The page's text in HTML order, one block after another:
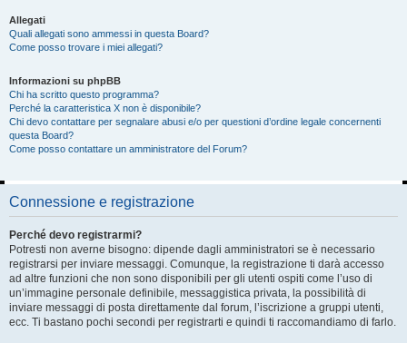
Allegati
Quali allegati sono ammessi in questa Board?
Come posso trovare i miei allegati?
Informazioni su phpBB
Chi ha scritto questo programma?
Perché la caratteristica X non è disponibile?
Chi devo contattare per segnalare abusi e/o per questioni d’ordine legale concernenti
questa Board?
Come posso contattare un amministratore del Forum?
Connessione e registrazione
Perché devo registrarmi?
Potresti non averne bisogno: dipende dagli amministratori se è necessario
registrarsi per inviare messaggi. Comunque, la registrazione ti darà accesso
ad altre funzioni che non sono disponibili per gli utenti ospiti come l’uso di
un’immagine personale definibile, messaggistica privata, la possibilità di
inviare messaggi di posta direttamente dal forum, l’iscrizione a gruppi utenti,
ecc. Ti bastano pochi secondi per registrarti e quindi ti raccomandiamo di farlo.